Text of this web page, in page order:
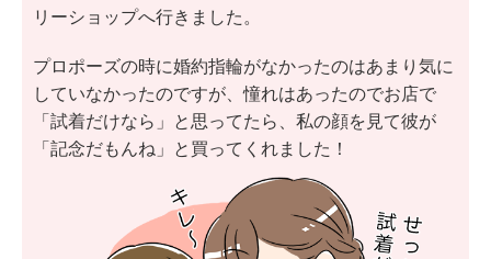
リーショップへ行きました。
プロポーズの時に婚約指輪がなかったのはあまり気に
していなかったのですが、憧れはあったのでお店で
「試着だけなら」と思ってたら、私の顔を見て彼が
「記念だもんね」と買ってくれました！